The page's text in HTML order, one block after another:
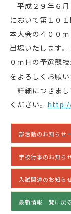
平成２９年６月
において第１０
本大会の４００
出場いたします
０ｍＨの予選競
をよろしくお願い
詳細につきまし
ください。
部活動のお知らせ
学校行事のお知ら
入試関連のお知ら
最新情報一覧に戻る